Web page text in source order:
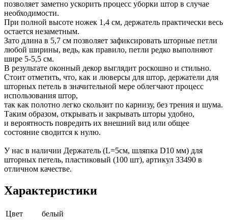
позволяет заметно ускорить процесс уборки штор в случае
необходимости.
При полной высоте ножек 1,4 см, держатель практически весь
остается незаметным.
Зато длина в 5,7 см позволяет зафиксировать шторные петли
любой ширины, ведь, как правило, петли редко выполняют
шире 5-5,5 см.
В результате оконный декор выглядит роскошно и стильно.
Стоит отметить, что, как и люверсы для штор, держатели для
шторных петель в значительной мере облегчают процесс
использования штор,
так как полотно легко скользит по карнизу, без трения и шума.
Таким образом, открывать и закрывать шторы удобно,
и вероятность повредить их внешний вид или общее
состояние сводится к нулю.
У нас в наличии Держатель (L=5см, шляпка D10 мм) для
шторных петель, пластиковый (100 шт), артикул 33490 в
отличном качестве.
Характеристики
Цвет
белый